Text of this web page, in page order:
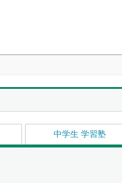
中学生 学習塾